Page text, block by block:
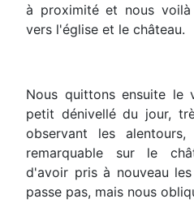
à proximité et nous
vers l'église et le château.
Nous quittons ensuite le
petit dénivellé du jour,
observant les
remarquable sur le
d'avoir pris à nouveau
passe pas, mais nous